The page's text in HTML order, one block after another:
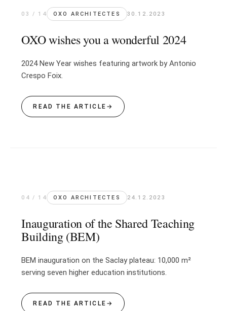
03 / 14 OXO ARCHITECTES 30.12.2023
OXO wishes you a wonderful 2024
2024 New Year wishes featuring artwork by Antonio
Crespo Foix.
READ THE ARTICLE →
04 / 14 OXO ARCHITECTES 24.12.2023
Inauguration of the Shared Teaching
Building (BEM)
BEM inauguration on the Saclay plateau: 10,000 m²
serving seven higher education institutions.
READ THE ARTICLE →